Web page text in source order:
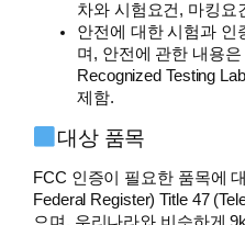
차와 시험요건, 마킹요
안전에 대한 시험과 인
며, 안전에 관한 내용
Recognized Testing
제함.
대상 품목
FCC 인증이 필요한 품목에
Federal Register) Title 47